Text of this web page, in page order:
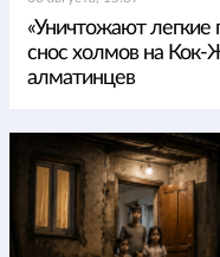
«Уничтожают легкие
снос холмов на Кок-
алматинцев